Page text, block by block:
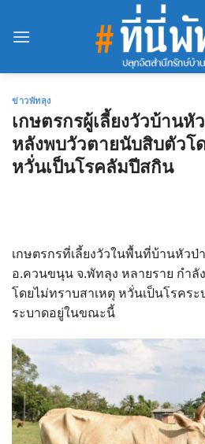
ข่าวพัทลุง
เกษตรกรผู้เลี้ยงวัวบ้านหั
หลังพบวัวตายนับสิบตัวโ
หวั่นเป็นโรคลัมปีสกิน
เกษตรกรที่เลี้ยงวัวในพื้นที่บ้านหัวป่
อ.ควนขนุน จ.พัทลุง หลายราย กำลั
โดยไม่ทราบสาเหตุ หวั่นเป็นโรคร
ระบาดอยู่ในขณะนี้